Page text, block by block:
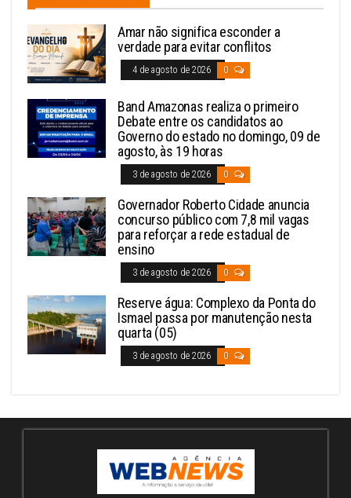
Amar não significa esconder a
verdade para evitar conflitos
4 de agosto de 2026 0
Band Amazonas realiza o primeiro
Debate entre os candidatos ao
Governo do estado no domingo, 09 de
agosto, às 19 horas
3 de agosto de 2026 0
Governador Roberto Cidade anuncia
concurso público com 7,8 mil vagas
para reforçar a rede estadual de
ensino
3 de agosto de 2026 0
Reserve água: Complexo da Ponta do
Ismael passa por manutenção nesta
quarta (05)
3 de agosto de 2026 0